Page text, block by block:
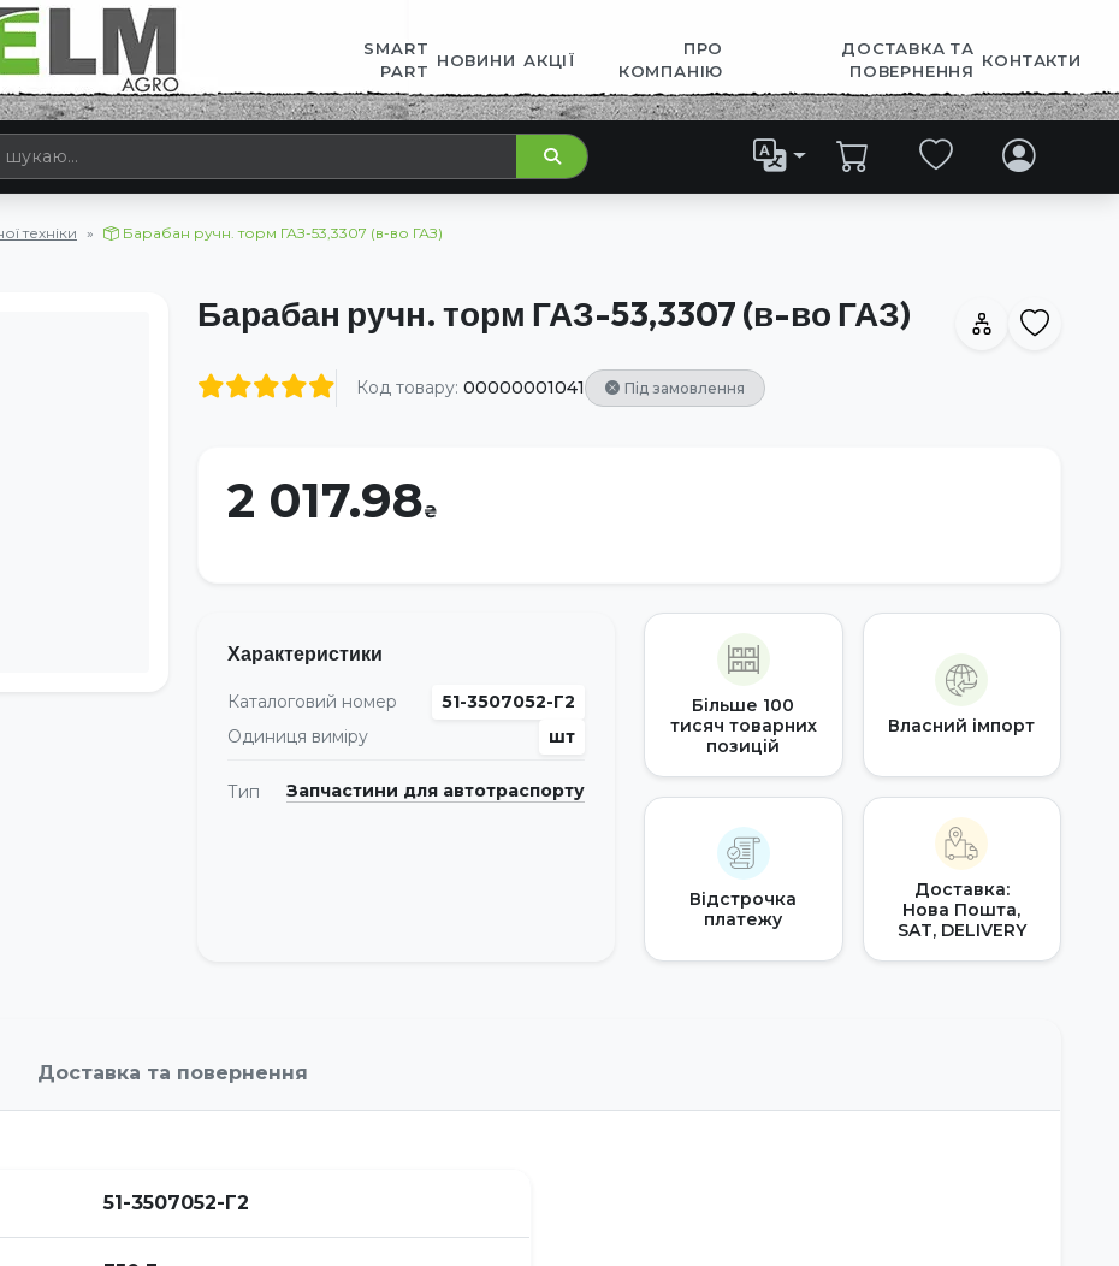
SMART
PART
НОВИНИ АКЦІЇ
ПРО
КОМПАНІЮ
ДОСТАВКА ТА
ПОВЕРНЕННЯ
КОНТАКТИ
техніки Барабан ручн. торм ГАЗ-53,3307 (в-во ГАЗ)
Барабан ручн. торм ГАЗ-53,3307 (в-во ГАЗ)
Код товару: 00000001041 Під замовлення
2 017.98
Характеристики
Каталоговий номер
51-3507052-Г2
Одиниця виміру
шт
Тип Запчастини для автотраспорту
Більше 100
тисяч товарних
позицій
Власний імпорт
Відстрочка
платежу
Доставка:
Нова Пошта,
SAT, DELIVERY
Доставка та повернення
51-3507052-Г2